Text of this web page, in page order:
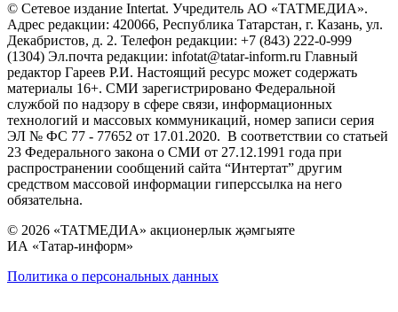
© Сетевое издание Intertat. Учредитель АО «ТАТМЕДИА».
Адрес редакции: 420066, Республика Татарстан, г. Казань, ул.
Декабристов, д. 2. Телефон редакции: +7 (843) 222-0-999
(1304) Эл.почта редакции: infotat@tatar-inform.ru Главный
редактор Гареев Р.И. Настоящий ресурс может содержать
материалы 16+. СМИ зарегистрировано Федеральной
службой по надзору в сфере связи, информационных
технологий и массовых коммуникаций, номер записи серия
ЭЛ № ФС 77 - 77652 от 17.01.2020. В соответствии со статьей
23 Федерального закона о СМИ от 27.12.1991 года при
распространении сообщений сайта “Интертат” другим
средством массовой информации гиперссылка на него
обязательна.
© 2026 «ТАТМЕДИА» акционерлык җәмгыяте
ИА «Татар-информ»
Политика о персональных данных